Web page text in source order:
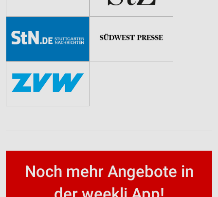
Noch mehr Angebote in